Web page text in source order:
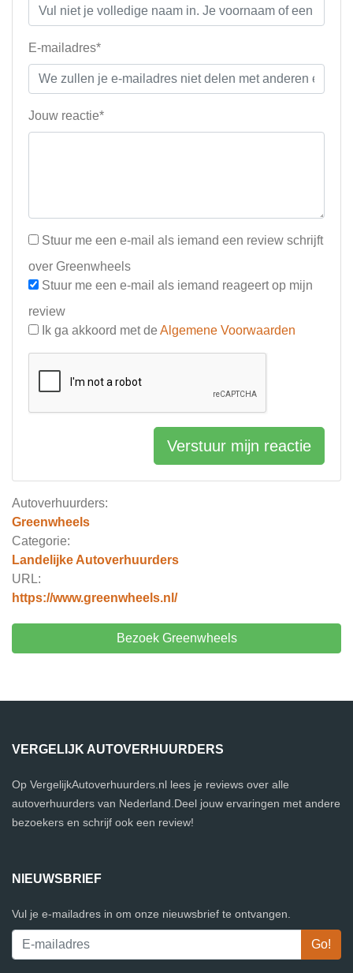
Autoverhuurders:
Greenwheels
Categorie:
Landelijke Autoverhuurders
URL:
https://www.greenwheels.nl/
Bezoek Greenwheels
E-mailadres*
Jouw reactie*
Stuur me een e-mail als iemand een review schrijft
over Greenwheels
Stuur me een e-mail als iemand reageert op mijn
review
Ik ga akkoord met de Algemene Voorwaarden
Verstuur mijn reactie
VERGELIJK AUTOVERHUURDERS
Op VergelijkAutoverhuurders.nl lees je reviews over alle
autoverhuurders van Nederland.Deel jouw ervaringen met andere
bezoekers en schrijf ook een review!
NIEUWSBRIEF
Vul je e-mailadres in om onze nieuwsbrief te ontvangen.